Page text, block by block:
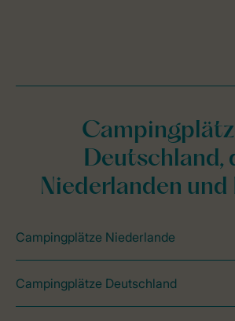
Deutschland,
Niederlanden und
Campingplätze Niederlande
Campingplätze Deutschland